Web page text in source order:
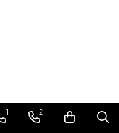
1 2